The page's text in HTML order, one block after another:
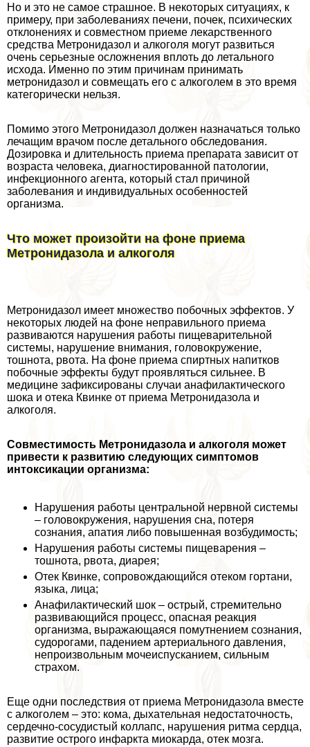
Но и это не самое страшное. В некоторых ситуациях, к
примеру, при заболеваниях печени, почек, психических
отклонениях и совместном приеме лекарственного
средства Метронидазол и алкоголя могут развиться
очень серьезные осложнения вплоть до летального
исхода. Именно по этим причинам принимать
метронидазол и совмещать его с алкоголем в это время
категорически нельзя.
Помимо этого Метронидазол должен назначаться только
лечащим врачом после детального обследования.
Дозировка и длительность приема препарата зависит от
возраста человека, диагностированной патологии,
инфекционного агента, который стал причиной
заболевания и индивидуальных особенностей
организма.
Что может произойти на фоне приема
Метронидазола и алкоголя
Метронидазол имеет множество побочных эффектов. У
некоторых людей на фоне неправильного приема
развиваются нарушения работы пищеварительной
системы, нарушение внимания, головокружение,
тошнота, рвота. На фоне приема спиртных напитков
побочные эффекты будут проявляться сильнее. В
медицине зафиксированы случаи анафилактического
шока и отека Квинке от приема Метронидазола и
алкоголя.
Совместимость Метронидазола и алкоголя может
привести к развитию следующих симптомов
интоксикации организма:
Нарушения работы центральной нервной системы
– головокружения, нарушения сна, потеря
сознания, апатия либо повышенная возбудимость;
Нарушения работы системы пищеварения –
тошнота, рвота, диарея;
Отек Квинке, сопровождающийся отеком гортани,
языка, лица;
Анафилактический шок – острый, стремительно
развивающийся процесс, опасная реакция
организма, выражающаяся помутнением сознания,
судорогами, падением артериального давления,
непроизвольным мочеиспусканием, сильным
страхом.
Еще одни последствия от приема Метронидазола вместе
с алкоголем – это: кома, дыхательная недостаточность,
сердечно-сосудистый коллапс, нарушения ритма сердца,
развитие острого инфаркта миокарда, отек мозга.